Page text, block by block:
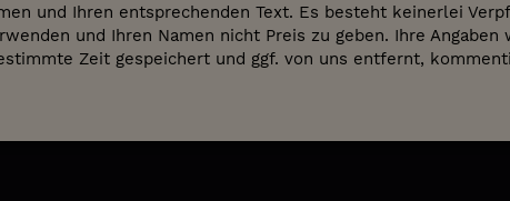
und Ihren entsprechenden Text. Es besteht keinerlei
und Ihren Namen nicht Preis zu geben. Ihre
Zeit gespeichert und ggf. von uns entfernt,